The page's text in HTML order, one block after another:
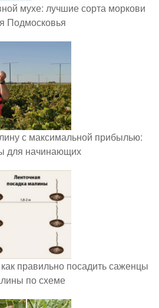
мухе: лучшие сорта моркови
Подмосковья
с максимальной прибылью:
для начинающих
правильно посадить саженцы
по схеме